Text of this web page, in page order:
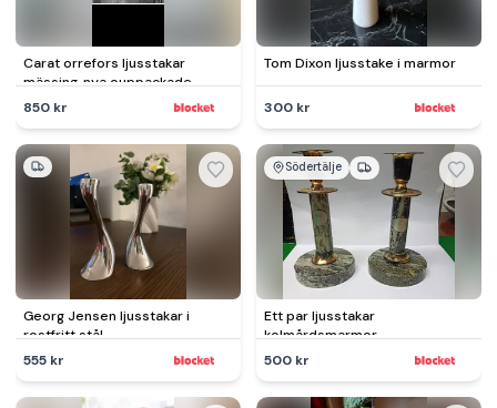
Carat orrefors ljusstakar
mässing, nya ouppackade
850 kr
Tom Dixon ljusstake i marmor
300 kr
Georg Jensen ljusstakar i
rostfritt stål
555 kr
Södertälje
Ett par ljusstakar
kolmårdsmarmor
500 kr